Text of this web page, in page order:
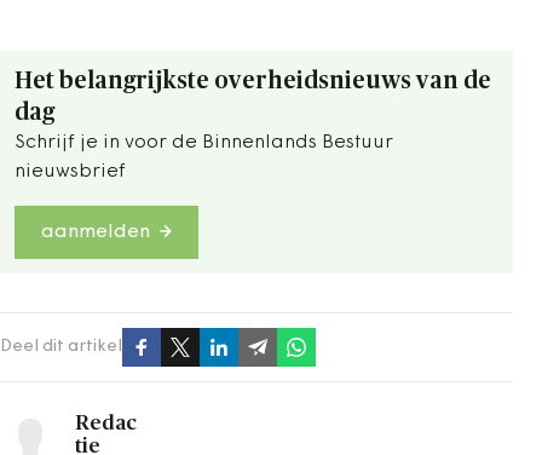
Het belangrijkste overheidsnieuws van de
dag
Schrijf je in voor de Binnenlands Bestuur
nieuwsbrief
aanmelden
Deel dit artikel
Redac
tie